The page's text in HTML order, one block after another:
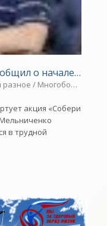
о начале
/ Многоборье /
акция «Собери
в трудной